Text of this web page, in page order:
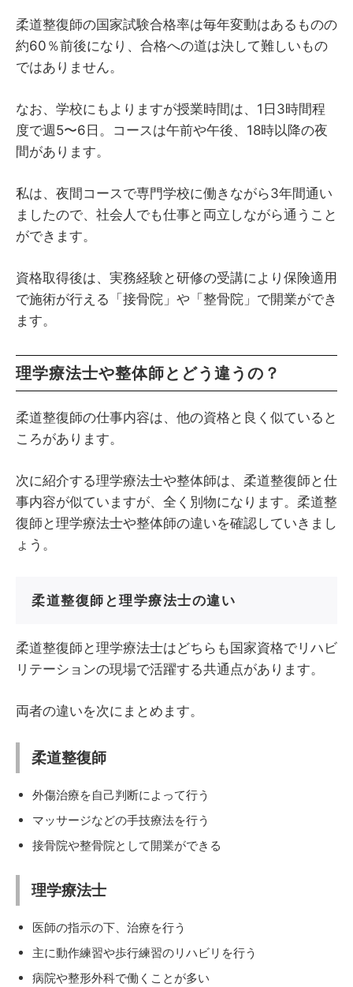
柔道整復師の国家試験合格率は毎年変動はあるものの
約60％前後になり、合格への道は決して難しいもの
ではありません。
なお、学校にもよりますが授業時間は、1日3時間程
度で週5〜6日。コースは午前や午後、18時以降の夜
間があります。
私は、夜間コースで専門学校に働きながら3年間通い
ましたので、社会人でも仕事と両立しながら通うこと
ができます。
資格取得後は、実務経験と研修の受講により保険適用
で施術が行える「接骨院」や「整骨院」で開業ができ
ます。
理学療法士や整体師とどう違うの？
柔道整復師の仕事内容は、他の資格と良く似ていると
ころがあります。
次に紹介する理学療法士や整体師は、柔道整復師と仕
事内容が似ていますが、全く別物になります。柔道整
復師と理学療法士や整体師の違いを確認していきまし
ょう。
柔道整復師と理学療法士の違い
柔道整復師と理学療法士はどちらも国家資格でリハビ
リテーションの現場で活躍する共通点があります。
両者の違いを次にまとめます。
柔道整復師
外傷治療を自己判断によって行う
マッサージなどの手技療法を行う
接骨院や整骨院として開業ができる
理学療法士
医師の指示の下、治療を行う
主に動作練習や歩行練習のリハビリを行う
病院や整形外科で働くことが多い